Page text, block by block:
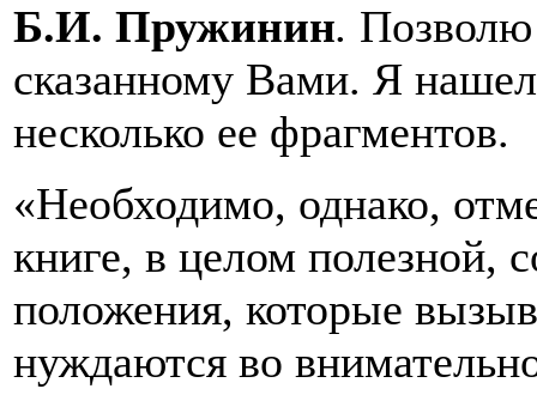
Б.И. Пружинин. Позволю
сказанному Вами. Я
несколько ее фрагментов.
«Необходимо, однако,
книге, в целом полезной,
положения, которые
нуждаются во